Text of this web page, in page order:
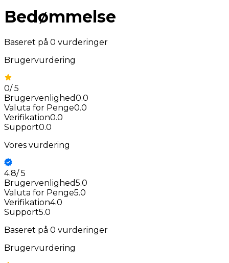
Bedømmelse
Baseret på 0 vurderinger
Brugervurdering
0/5
Brugervenlighed0.0
Valuta for Penge0.0
Verifikation0.0
Support0.0
Vores vurdering
4.8/5
Brugervenlighed5.0
Valuta for Penge5.0
Verifikation4.0
Support5.0
Baseret på 0 vurderinger
Brugervurdering